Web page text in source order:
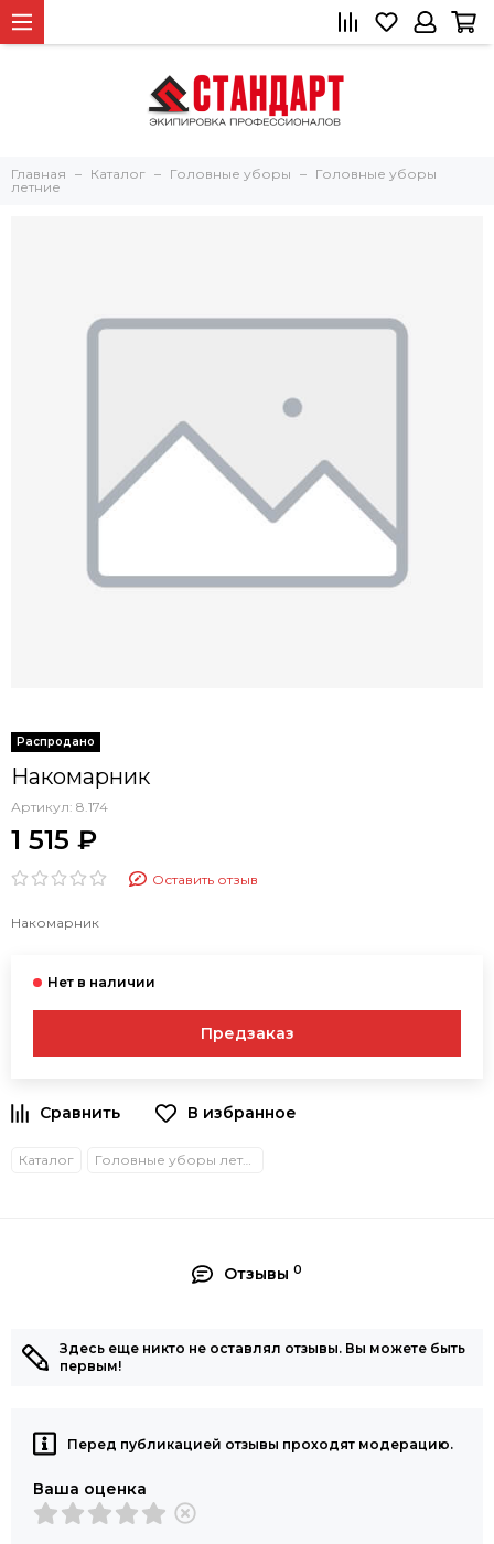
Главная Каталог Головные уборы
Головные уборы
летние
Накомарник
Артикул: 8.174
1 515 ₽
Оставить отзыв
Накомарник
Предзаказ
В избранное
Каталог Головные уборы летние
Отзывы 0
Здесь еще никто не оставлял отзывы. Вы можете быть
первым!
Перед публикацией отзывы проходят модерацию.
Ваша оценка